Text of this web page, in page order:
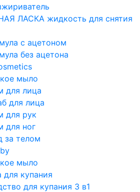
ЛАСКА жидкость для снятия
с ацетоном
без ацетона
мыло
для лица
для лица
для рук
для ног
за телом
мыло
для купания
для купания 3 в1